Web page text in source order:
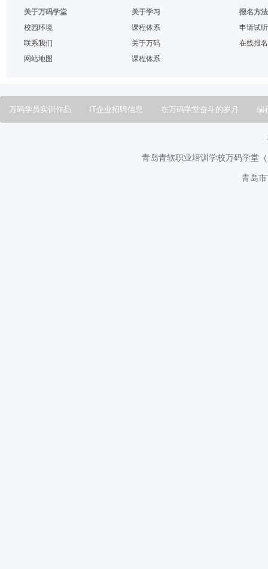
关于万码学堂
校园环境
联系我们
网站地图
关于学习
课程体系
关于万码
课程体系
报名方法
申请试听
在线报名
万码学员实训作品 IT企业招聘信息 在万码学堂奋斗的岁月 编
青岛青软职业培训学校万码学堂
青岛